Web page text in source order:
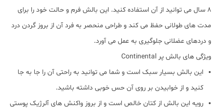
8 سال می توانید از آن استفاده کنید. این بالش فرم و حالت خود را برای
مدت های طولانی حفظ می کند و طراحی منحصر به فرد آن از بروز گردن درد
و دردهای عضلانی جلوگیری به عمل می آورد.
ویژگی های بالش پر Continental
این بالش بسیار سبک است و شما می توانید به راحتی آن را جا به جا
کنید و از خوابیدن بر روی آن حس خوبی داشته باشید.
رویه این بالش از کتان خالص است و از بروز واکنش های آلرژیک پوستی